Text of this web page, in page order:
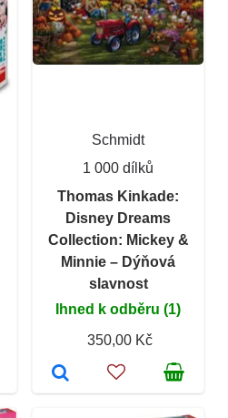
Schmidt
1 000 dílků
Thomas Kinkade:
Disney Dreams
Collection: Mickey &
Minnie – Dýňová
slavnost
Ihned k odběru (1)
350,00 Kč